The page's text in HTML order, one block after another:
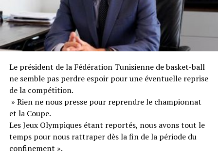
Le président de la Fédération Tunisienne de basket-ball
ne semble pas perdre espoir pour une éventuelle reprise
de la compétition.
» Rien ne nous presse pour reprendre le championnat
et la Coupe.
Les Jeux Olympiques étant reportés, nous avons tout le
temps pour nous rattraper dès la fin de la période du
confinement ».